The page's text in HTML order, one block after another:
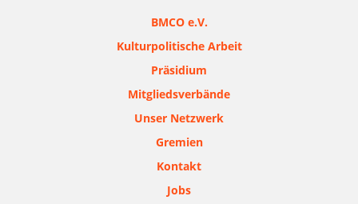
BMCO e.V.
Kulturpolitische Arbeit
Präsidium
Mitgliedsverbände
Unser Netzwerk
Gremien
Kontakt
Jobs